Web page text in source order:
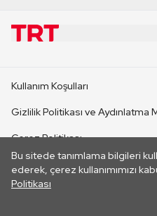
Bu sitede tanımlama bilgileri
ederek, çerez kullanımımızı
Politikası
CANLI YAYINLAR
Kullanım Koşulları
Gizlilik Politikası ve Aydınlatma
Çerez Politikası
İletişim
Her hakkı saklıdır. ©2026